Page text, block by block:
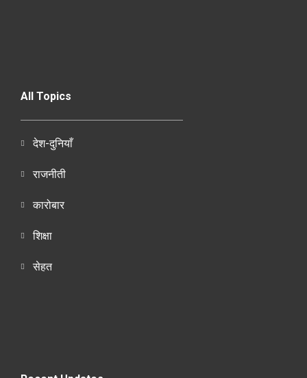
All Topics
देश-दुनियाँ
राजनीती
कारोबार
शिक्षा
सेहत